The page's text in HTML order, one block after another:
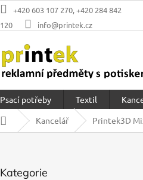
+420 603 107 270, +420 284 842
120
info@printek.cz
Psací potřeby Textil
Domů
Kancelář Printek3D
kategorie
Kategorie